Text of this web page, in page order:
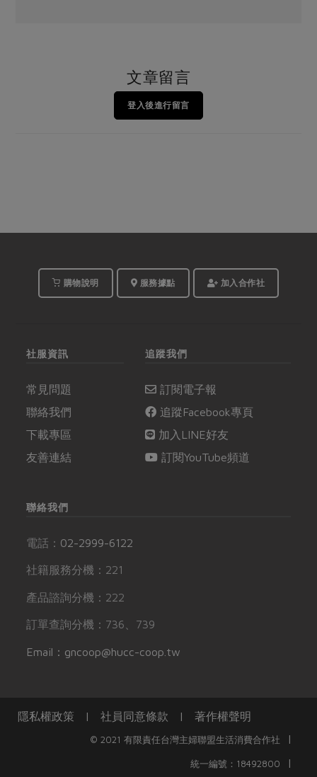
文章留言
登入後進行留言
購物說明 服務據點 加入合作社
社服資訊
常見問題
聯絡我們
下載專區
友善連結
追蹤我們
訂閱電子報
追蹤Facebook專頁
加入LINE好友
訂閱YouTube頻道
聯絡我們
電話： 02-2999-6122
社籍服務分機：221
產品諮詢分機：222
訂單查詢分機：736、739
Email：gncoop@hucc-coop.tw
隱私權政策 | 社員同意條款 | 著作權聲明
© 2021 有限責任台灣主婦聯盟生活消費合作社 |
統一編號：18492800 |